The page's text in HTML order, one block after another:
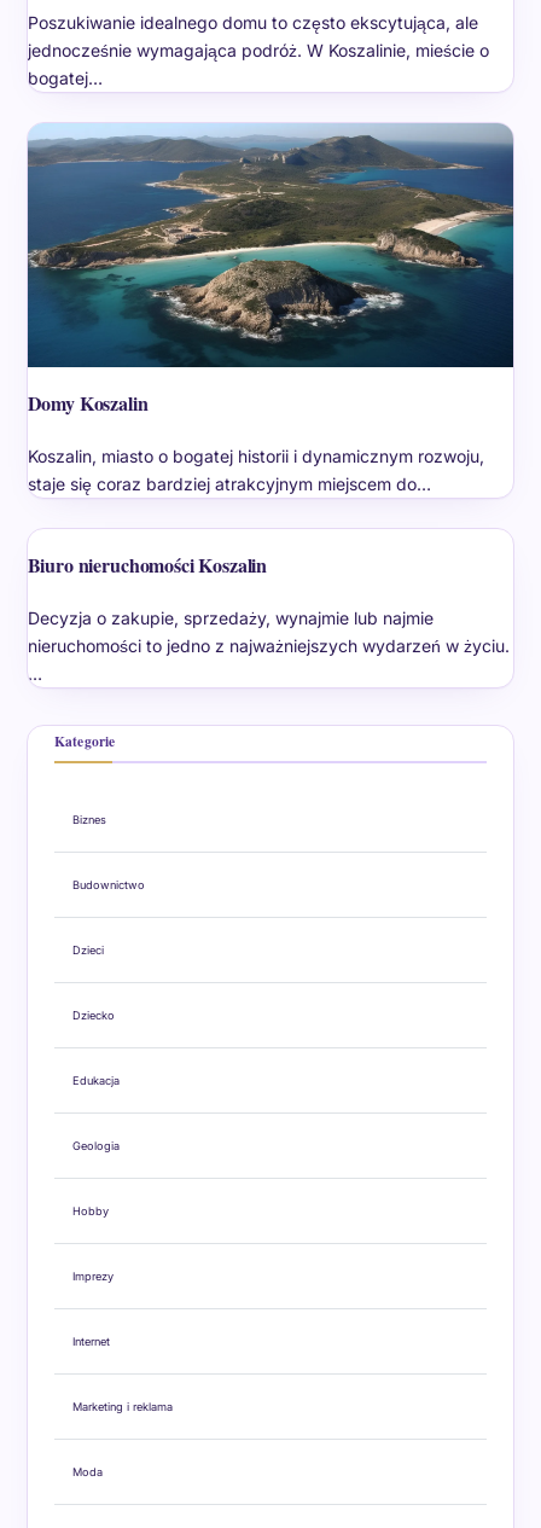
Poszukiwanie idealnego domu to często ekscytująca, ale
jednocześnie wymagająca podróż. W Koszalinie, mieście o
bogatej…
Domy Koszalin
Koszalin, miasto o bogatej historii i dynamicznym rozwoju,
staje się coraz bardziej atrakcyjnym miejscem do…
Biuro nieruchomości Koszalin
Decyzja o zakupie, sprzedaży, wynajmie lub najmie
nieruchomości to jedno z najważniejszych wydarzeń w życiu.
…
Kategorie
Biznes
Budownictwo
Dzieci
Dziecko
Edukacja
Geologia
Hobby
Imprezy
Internet
Marketing i reklama
Moda